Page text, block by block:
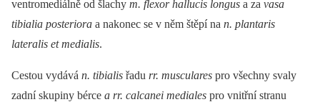
ventromediálně od šlachy m. flexor hallucis longus a za vasa
tibialia posteriora a nakonec se v něm štěpí na n. plantaris
lateralis et medialis.
Cestou vydává n. tibialis řadu rr. musculares pro všechny svaly
zadní skupiny bérce a rr. calcanei mediales pro vnitřní stranu